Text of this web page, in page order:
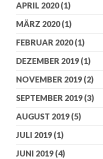
APRIL 2020(1)
MÄRZ 2020(1)
FEBRUAR 2020(1)
DEZEMBER 2019 (1)
NOVEMBER 2019 (2)
SEPTEMBER 2019 (3)
AUGUST 2019 (5)
JULI 2019 (1)
JUNI 2019 (4)